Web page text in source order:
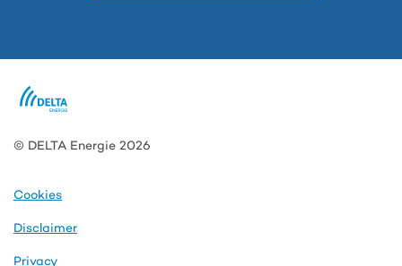
© DELTA Energie 2026
Cookies
Disclaimer
Privacy